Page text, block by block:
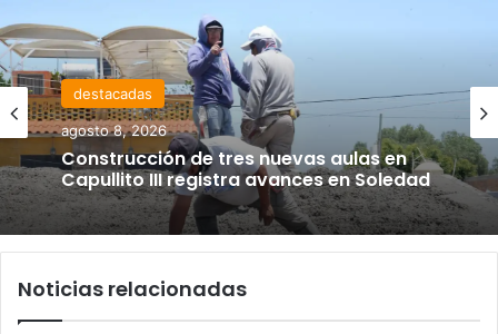
destacadas
agosto 8, 2026
Construcción de tres nuevas aulas en
Capullito III registra avances en Soledad
Noticias relacionadas